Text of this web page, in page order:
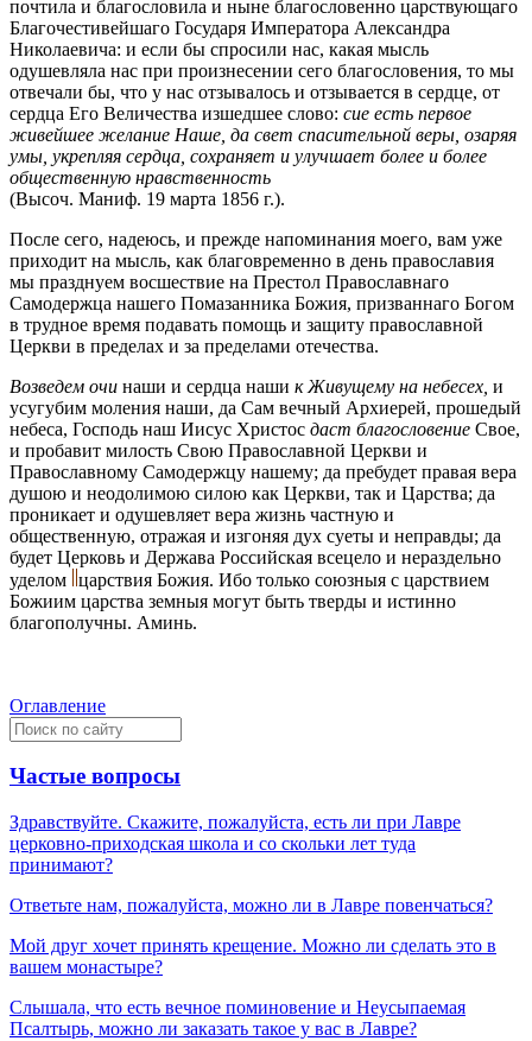
почтила и благословила и ныне благословенно царствующаго
Благочестивейшаго Государя Императора Александра
Николаевича: и если бы спросили нас, какая мысль
одушевляла нас при произнесении сего благословения, то мы
отвечали бы, что у нас отзывалось и отзывается в сердце, от
сердца Его Величества изшедшее слово: сие есть первое
живейшее желание Наше, да свет спасительной веры, озаряя
умы, укрепляя сердца, сохраняет и улучшает более и более
общественную нравственность
(Высоч. Маниф. 19 марта 1856 г.).
После сего, надеюсь, и прежде напоминания моего, вам уже
приходит на мысль, как благовременно в день православия
мы празднуем восшествие на Престол Православнаго
Самодержца нашего Помазанника Божия, призваннаго Богом
в трудное время подавать помощь и защиту православной
Церкви в пределах и за пределами отечества.
Возведем очи наши и сердца наши к Живущему на небесех, и
усугубим моления наши, да Сам вечный Архиерей, прошедый
небеса, Господь наш Иисус Христос даст благословение Свое,
и пробавит милость Свою Православной Церкви и
Православному Самодержцу нашему; да пребудет правая вера
душою и неодолимою силою как Церкви, так и Царства; да
проникает и одушевляет вера жизнь частную и
общественную, отражая и изгоняя дух суеты и неправды; да
будет Церковь и Держава Российская всецело и нераздельно
уделом царствия Божия. Ибо только союзныя с царствием
Божиим царства земныя могут быть тверды и истинно
благополучны. Аминь.
Оглавление
Частые вопросы
Здравствуйте. Скажите, пожалуйста, есть ли при Лавре
церковно-приходская школа и со скольки лет туда
принимают?
Ответьте нам, пожалуйста, можно ли в Лавре повенчаться?
Мой друг хочет принять крещение. Можно ли сделать это в
вашем монастыре?
Слышала, что есть вечное поминовение и Неусыпаемая
Псалтырь, можно ли заказать такое у вас в Лавре?